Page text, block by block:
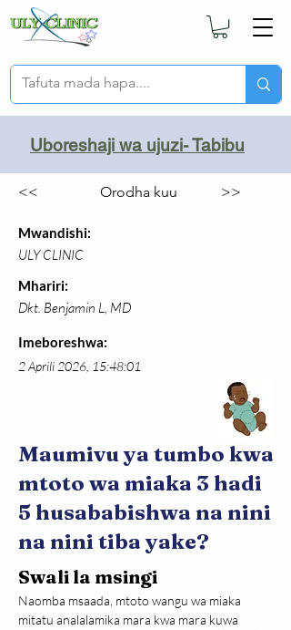
Uboreshaji wa ujuzi- Tabibu
<< Orodha kuu >>
Mwandishi:
ULY CLINIC
Mhariri:
Dkt. Benjamin L, MD
Imeboreshwa:
2 Aprili 2026, 15:48:01
Maumivu ya tumbo kwa
mtoto wa miaka 3 hadi
5 husababishwa na nini
na nini tiba yake?
Swali la msingi
Naomba msaada, mtoto wangu wa miaka
mitatu analalamika mara kwa mara kuwa